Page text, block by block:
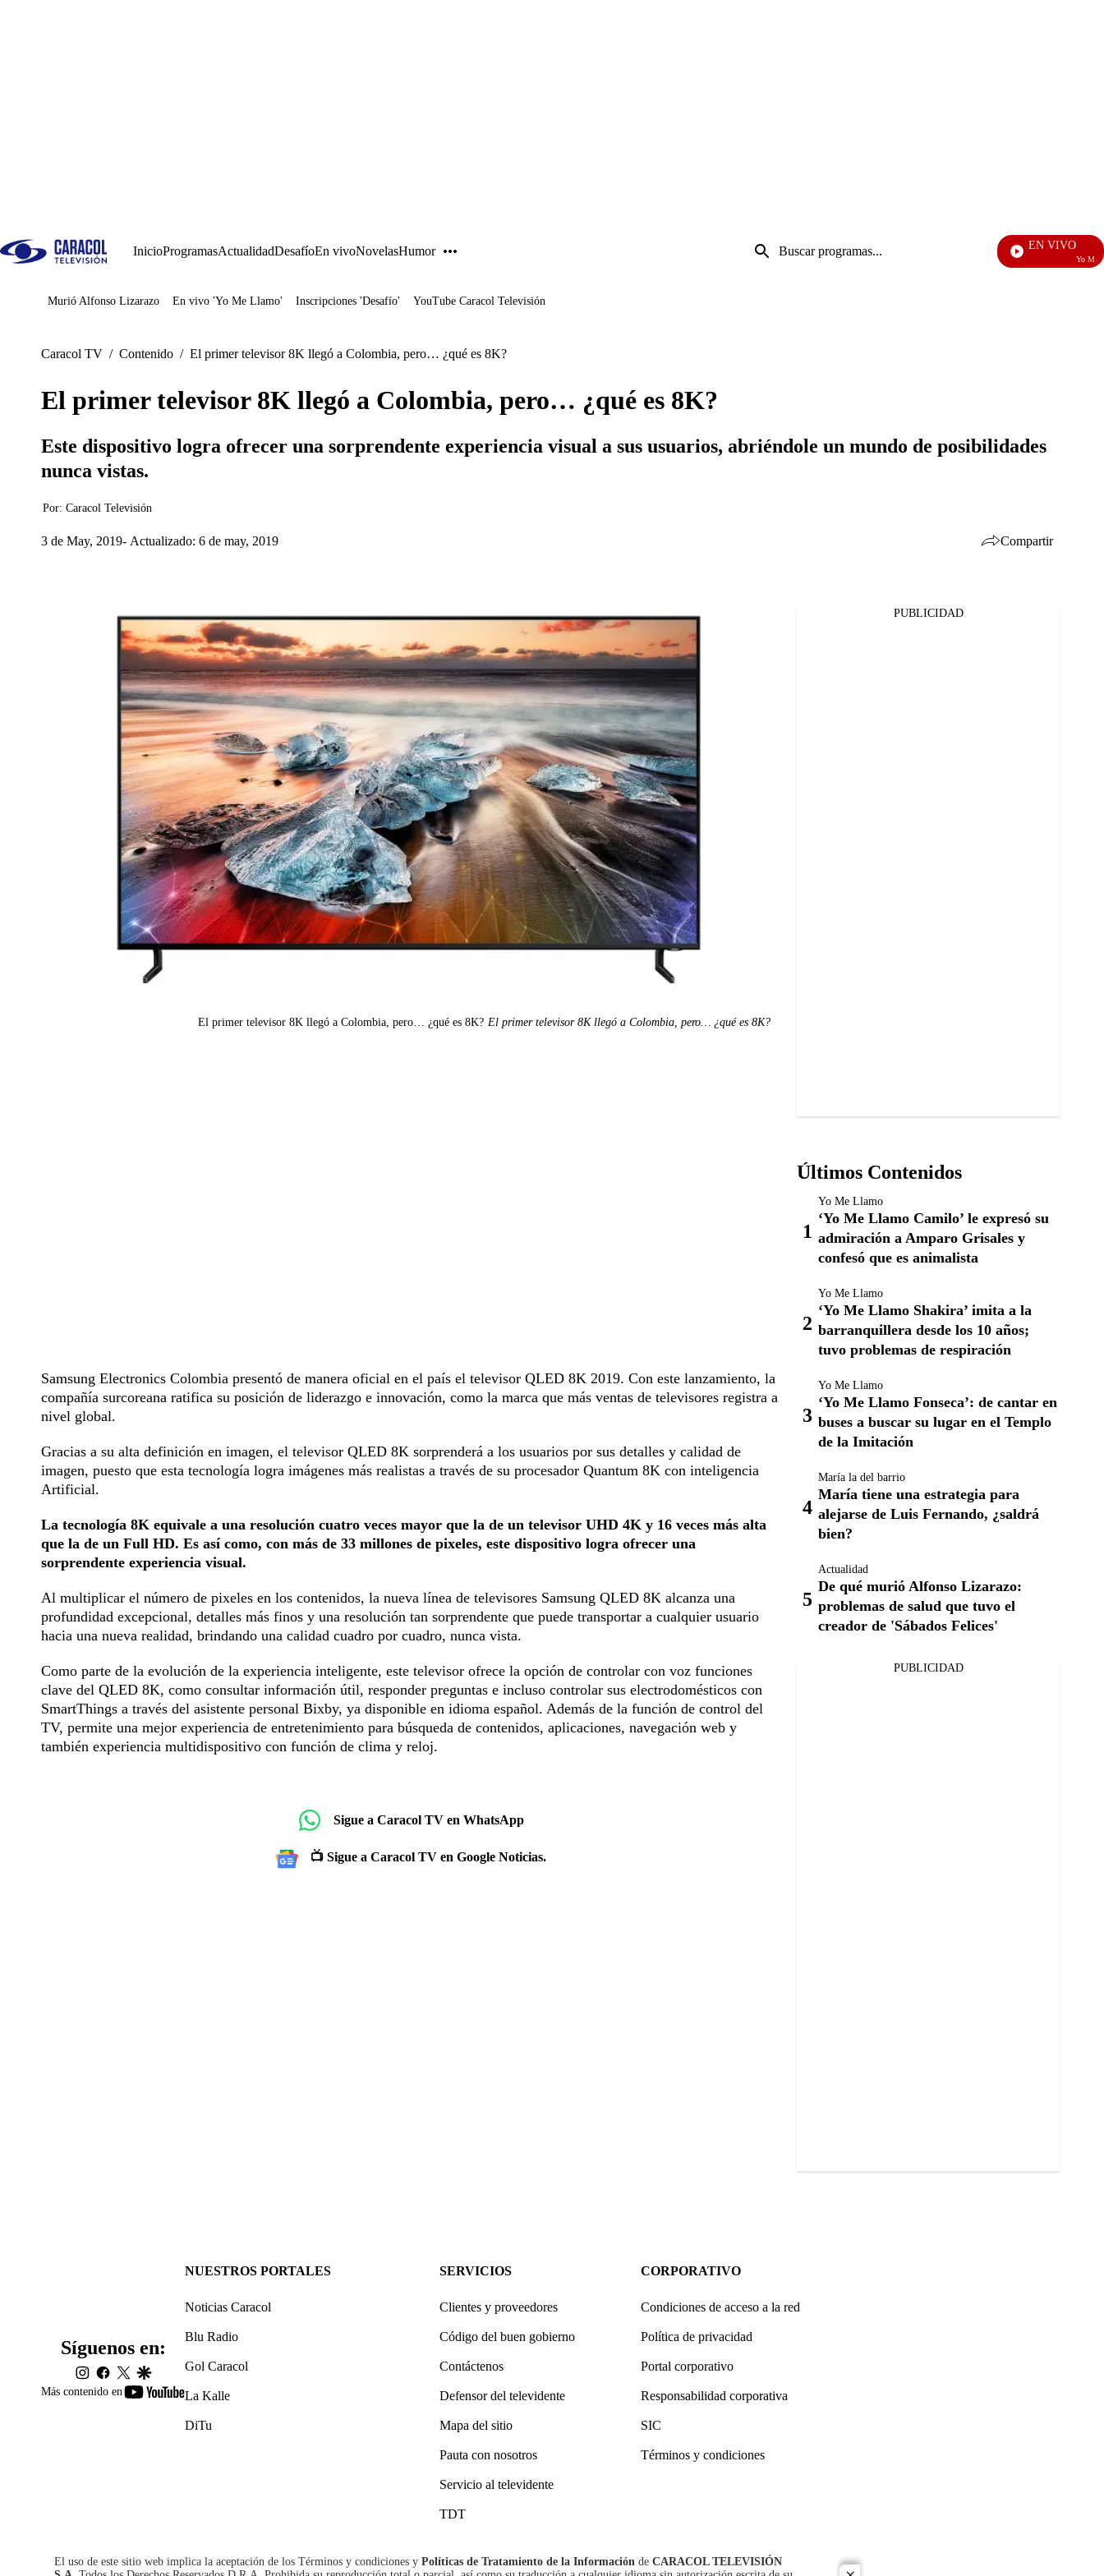
InicioProgramasActualidadDesafíoEn vivoNovelasHumor
Entrada
de
EN VIVO
Yo Me
Juegos
Murió Alfonso Lizarazo En vivo 'Yo Me Llamo' Inscripciones 'Desafío' YouTube Caracol Televisión
Caracol TV / Contenido / El primer televisor 8K llegó a Colombia, pero… ¿qué es 8K?
El primer televisor 8K llegó a Colombia, pero… ¿qué es 8K?
Este dispositivo logra ofrecer una sorprendente experiencia visual a sus usuarios, abriéndole un mundo de posibilidades
nunca vistas.
Por: Caracol Televisión
3 de May, 2019 Actualizado: 6 de may, 2019 Compartir
El primer televisor 8K llegó a Colombia, pero… ¿qué es 8K? El primer televisor 8K llegó a Colombia, pero… ¿qué es 8K?
Samsung Electronics Colombia presentó de manera oficial en el país el televisor QLED 8K 2019. Con este lanzamiento, la
compañía surcoreana ratifica su posición de liderazgo e innovación, como la marca que más ventas de televisores registra a
nivel global.
Gracias a su alta definición en imagen, el televisor QLED 8K sorprenderá a los usuarios por sus detalles y calidad de
imagen, puesto que esta tecnología logra imágenes más realistas a través de su procesador Quantum 8K con inteligencia
Artificial.
La tecnología 8K equivale a una resolución cuatro veces mayor que la de un televisor UHD 4K y 16 veces más alta
que la de un Full HD. Es así como, con más de 33 millones de pixeles, este dispositivo logra ofrecer una
sorprendente experiencia visual.
Al multiplicar el número de pixeles en los contenidos, la nueva línea de televisores Samsung QLED 8K alcanza una
profundidad excepcional, detalles más finos y una resolución tan sorprendente que puede transportar a cualquier usuario
hacia una nueva realidad, brindando una calidad cuadro por cuadro, nunca vista.
Como parte de la evolución de la experiencia inteligente, este televisor ofrece la opción de controlar con voz funciones
clave del QLED 8K, como consultar información útil, responder preguntas e incluso controlar sus electrodomésticos con
SmartThings a través del asistente personal Bixby, ya disponible en idioma español. Además de la función de control del
TV, permite una mejor experiencia de entretenimiento para búsqueda de contenidos, aplicaciones, navegación web y
también experiencia multidispositivo con función de clima y reloj.
Sigue a Caracol TV en WhatsApp
📺 Sigue a Caracol TV en Google Noticias.
PUBLICIDAD
Últimos Contenidos
Yo Me Llamo
‘Yo Me Llamo Camilo’ le expresó su
admiración a Amparo Grisales y
confesó que es animalista
Yo Me Llamo
‘Yo Me Llamo Shakira’ imita a la
barranquillera desde los 10 años;
tuvo problemas de respiración
Yo Me Llamo
‘Yo Me Llamo Fonseca’: de cantar en
buses a buscar su lugar en el Templo
de la Imitación
María la del barrio
María tiene una estrategia para
alejarse de Luis Fernando, ¿saldrá
bien?
Actualidad
De qué murió Alfonso Lizarazo:
problemas de salud que tuvo el
creador de 'Sábados Felices'
PUBLICIDAD
Más contenido en
youtube-
Síguenos en:
instagram
facebook
twittergoogle
NUESTROS PORTALES
Noticias Caracol
Blu Radio
Gol Caracol
La Kalle
DiTu
SERVICIOS
Clientes y proveedores
Código del buen gobierno
Contáctenos
Defensor del televidente
Mapa del sitio
Pauta con nosotros
Servicio al televidente
TDT
CORPORATIVO
Condiciones de acceso a la red
Política de privacidad
Portal corporativo
Responsabilidad corporativa
SIC
Términos y condiciones
El uso de este sitio web implica la aceptación de los Términos y condiciones y Políticas de Tratamiento de la Información de CARACOL TELEVISIÓN